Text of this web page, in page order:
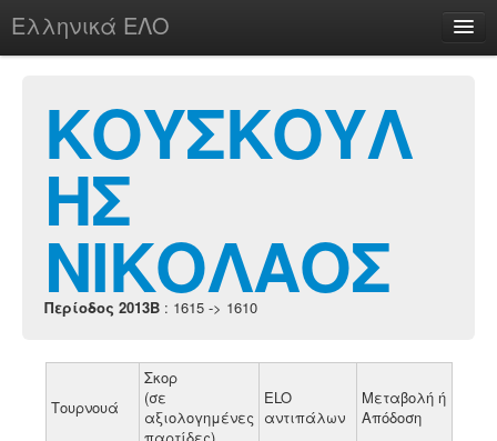
Ελληνικά ΕΛΟ
chesstu.be @ discord
Login
ΚΟΥΣΚΟΥΛ
ΗΣ
ΝΙΚΟΛΑΟΣ
Περίοδος 2013B : 1615 -> 1610
Τουρνουά
Σκορ
(σε
αξιολογημένες
ELO
αντιπάλων
Μεταβολή ή
Απόδοση